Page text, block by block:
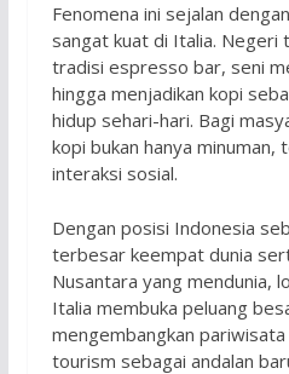
Fenomena ini sejalan
sangat kuat di Italia. Negeri
tradisi espresso bar, seni
hingga menjadikan kopi
hidup sehari-hari. Bagi
kopi bukan hanya minuman,
interaksi sosial.
Dengan posisi Indonesia
terbesar keempat dunia
Nusantara yang mendunia,
Italia membuka peluang
mengembangkan
tourism sebagai andalan